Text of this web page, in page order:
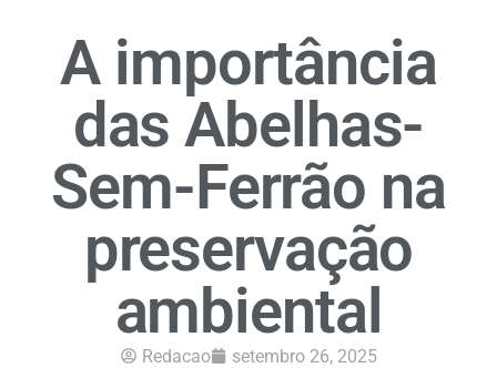
A importância
das Abelhas-
Sem-Ferrão na
preservação
ambiental
Redacao setembro 26, 2025